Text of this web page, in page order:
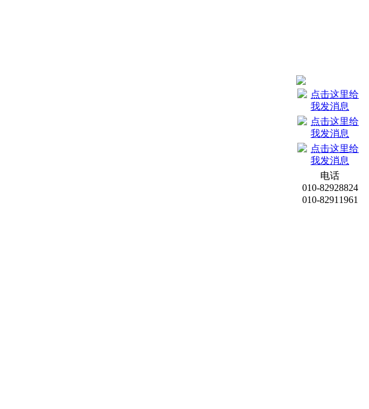
电话
010-82928824
010-82911961